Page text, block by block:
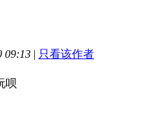
09:13 | 只看该作者
呗